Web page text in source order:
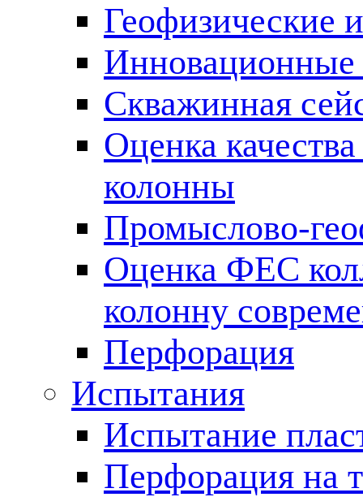
Геофизические
Инновационные
Скважинная
Оценка
колонны
Промыслово-
Оценка ФЕС
колонну
Перфорация
Испытания
Испытание
Перфорация на